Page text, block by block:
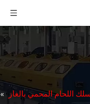
اللحام المحمي بالغاز
»